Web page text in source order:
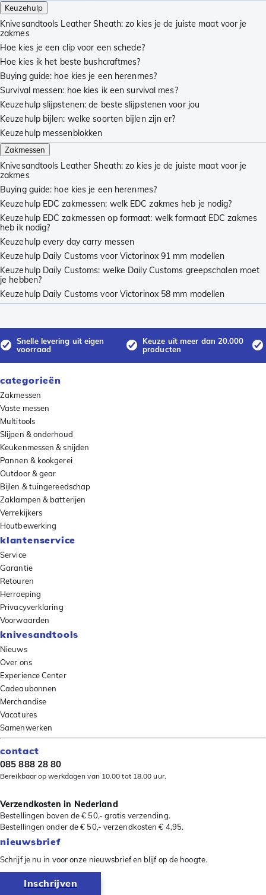
Keuzehulp
Knivesandtools Leather Sheath: zo kies je de juiste maat voor je
zakmes
Hoe kies je een clip voor een schede?
Hoe kies ik het beste bushcraftmes?
Buying guide: hoe kies je een herenmes?
Survival messen: hoe kies ik een survival mes?
Keuzehulp slijpstenen: de beste slijpstenen voor jou
Keuzehulp bijlen: welke soorten bijlen zijn er?
Keuzehulp messenblokken
Zakmessen
Knivesandtools Leather Sheath: zo kies je de juiste maat voor je
zakmes
Buying guide: hoe kies je een herenmes?
Keuzehulp EDC zakmessen: welk EDC zakmes heb je nodig?
Keuzehulp EDC zakmessen op formaat: welk formaat EDC zakmes
heb ik nodig?
Keuzehulp every day carry messen
Keuzehulp Daily Customs voor Victorinox 91 mm modellen
Keuzehulp Daily Customs: welke Daily Customs greepschalen moet
je hebben?
Keuzehulp Daily Customs voor Victorinox 58 mm modellen
Snelle levering uit eigen
voorraad
Keuze uit meer dan 20.000
producten
categorieën
Zakmessen
Vaste messen
Multitools
Slijpen & onderhoud
Keukenmessen & snijden
Pannen & kookgerei
Outdoor & gear
Bijlen & tuingereedschap
Zaklampen & batterijen
Verrekijkers
Houtbewerking
klantenservice
Service
Garantie
Retouren
Herroeping
Privacyverklaring
Voorwaarden
knivesandtools
Nieuws
Over ons
Experience Center
Cadeaubonnen
Merchandise
Vacatures
Samenwerken
contact
085 888 28 80
Bereikbaar op werkdagen van 10.00 tot 18.00 uur.
Verzendkosten in Nederland
Bestellingen boven de € 50,- gratis verzending.
Bestellingen onder de € 50,- verzendkosten € 4,95.
nieuwsbrief
Schrijf je nu in voor onze nieuwsbrief en blijf op de hoogte.
Inschrijven